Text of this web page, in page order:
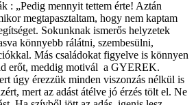
: „Pedig mennyit tettem érte! Aztán
megtapasztaltam, hogy nem kaptam
Sokunknak ismerős helyzetek
könnyebb rálátni, szembesülni,
Más családokat figyelve is könnyen
erőt, meddig motivál a GYEREK.
úgy érezzük minden viszonzás nélkül is
mert az adást átélve jó érzés tölt el. Ne